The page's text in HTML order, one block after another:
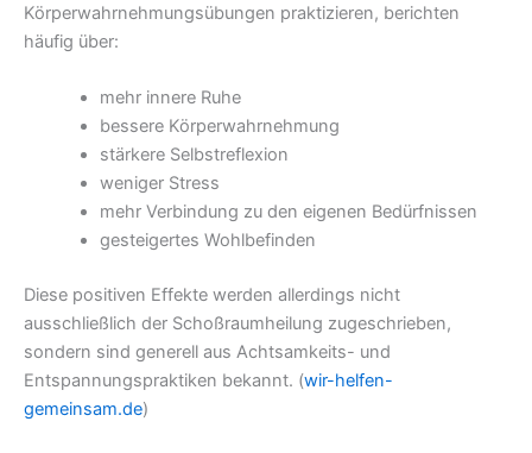
Körperwahrnehmungsübungen praktizieren, berichten
häufig über:
mehr innere Ruhe
bessere Körperwahrnehmung
stärkere Selbstreflexion
weniger Stress
mehr Verbindung zu den eigenen Bedürfnissen
gesteigertes Wohlbefinden
Diese positiven Effekte werden allerdings nicht
ausschließlich der Schoßraumheilung zugeschrieben,
sondern sind generell aus Achtsamkeits- und
Entspannungspraktiken bekannt. (wir-helfen-
gemeinsam.de)